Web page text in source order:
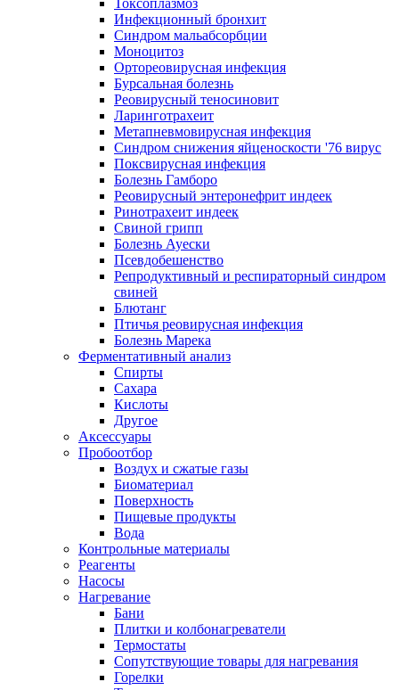
Токсоплазмоз
Инфекционный бронхит
Синдром мальабсорбции
Моноцитоз
Ортореовирусная инфекция
Бурсальная болезнь
Реовирусный теносиновит
Ларинготрахеит
Метапневмовирусная инфекция
Синдром снижения яйценоскости '76 вирус
Поксвирусная инфекция
Болезнь Гамборо
Реовирусный энтеронефрит индеек
Ринотрахеит индеек
Свиной грипп
Болезнь Ауески
Псевдобешенство
Репродуктивный и респираторный синдром
свиней
Блютанг
Птичья реовирусная инфекция
Болезнь Марека
Ферментативный анализ
Спирты
Сахара
Кислоты
Другое
Аксессуары
Пробоотбор
Воздух и сжатые газы
Биоматериал
Поверхность
Пищевые продукты
Вода
Контрольные материалы
Реагенты
Насосы
Нагревание
Бани
Плитки и колбонагреватели
Термостаты
Сопутствующие товары для нагревания
Горелки